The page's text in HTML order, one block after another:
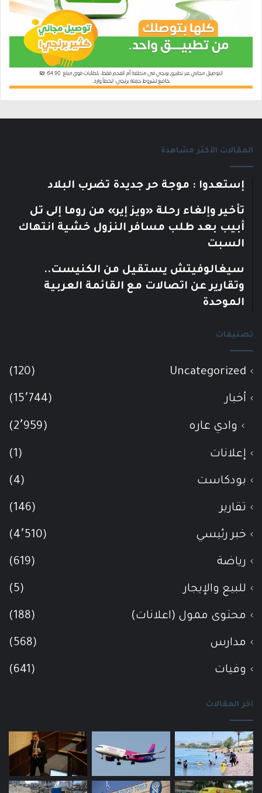
المقالات الأكثر مشاهدة
إستعدوا : موجة حر جديدة تضرب البلاد
تأخير وإلغاء رحلة «ويز إير» من روما إلى تل
أبيب بعد طلب مسافر النزول خشية انتهاك
السبت
سيغالوفيتش يستقيل من الكنيست..
وتقارير عن اتصالات مع القائمة العربية
الموحدة
تصنيفات
Uncategorized
(120)
أخبار (15٬744)
وادي عاره (2٬959)
إعلانات (1)
بودكاست (4)
تقارير (146)
خبر رئيسي (4٬510)
رياضة (619)
للبيع والإيجار (5)
محتوى ممول (اعلانات) (188)
مدارس (568)
وفيات (641)
اخر المقالات